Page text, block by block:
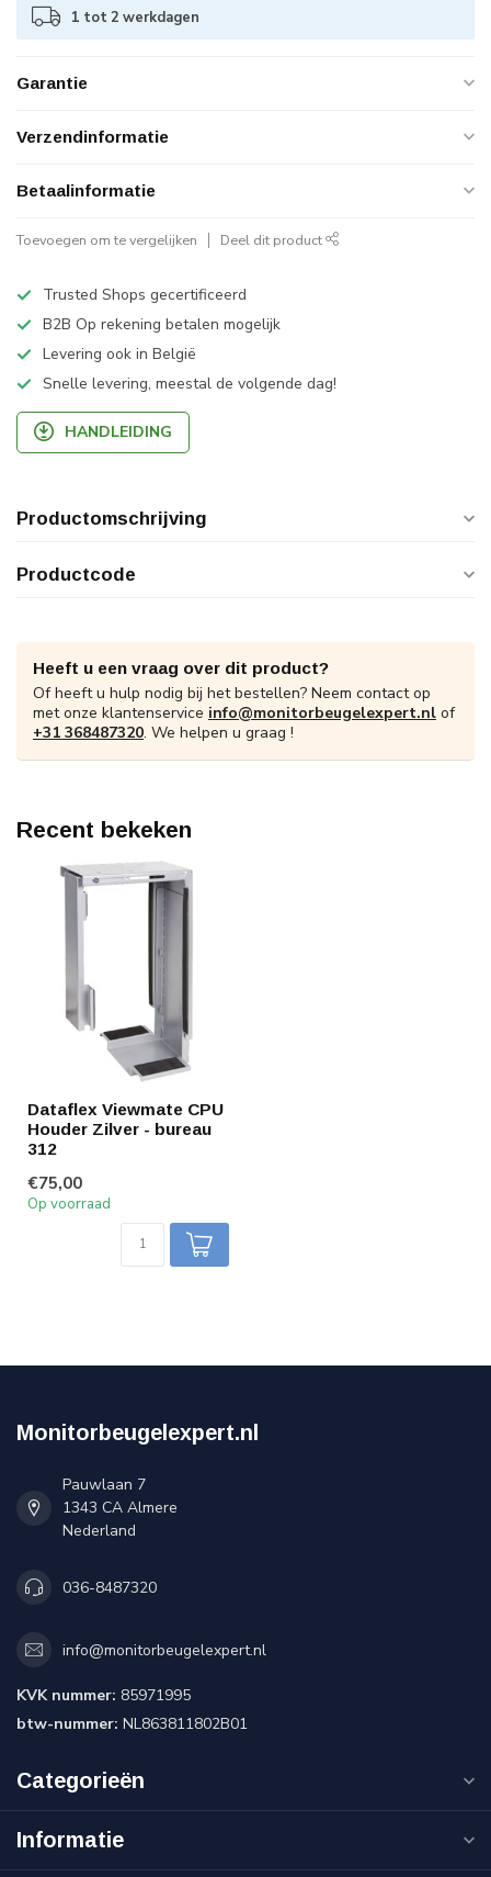
1 tot 2 werkdagen
Garantie
Verzendinformatie
Betaalinformatie
Toevoegen om te vergelijken Deel dit product
Trusted Shops gecertificeerd
B2B Op rekening betalen mogelijk
Levering ook in België
Snelle levering, meestal de volgende dag!
HANDLEIDING
Productomschrijving
Productcode
Heeft u een vraag over dit product?
Of heeft u hulp nodig bij het bestellen? Neem contact op
met onze klantenservice info@monitorbeugelexpert.nl of
+31 368487320. We helpen u graag !
Recent bekeken
Dataflex Viewmate CPU
Houder Zilver - bureau
312
€75,00
Op voorraad
Monitorbeugelexpert.nl
Pauwlaan 7
1343 CA Almere
Nederland
036-8487320
info@monitorbeugelexpert.nl
KVK nummer: 85971995
btw-nummer: NL863811802B01
Categorieën
Informatie